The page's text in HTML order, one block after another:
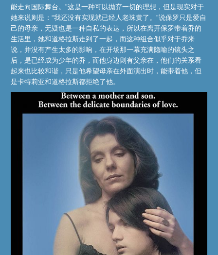
能走向国际舞台。”这是一种可以抛弃一切的理想，但是现实对于
她来说则是：“我还没有实现就已经人老珠黄了。”说保罗只是爱自
己的母亲，无疑也是一种自私的表达，所以在离开保罗带着乔的
生活里，她和道格拉斯走到了一起，而这种组合似乎对于乔来
说，并没有产生太多的影响，在开场那一幕充满隐喻的镜头之
后，是已经成为少年的乔，而他身边则有父亲在，他们的关系看
起来也比较和谐，只是他希望母亲在外面演出时，能带着他，但
是卡特莉亚和道格拉斯都拒绝了他。